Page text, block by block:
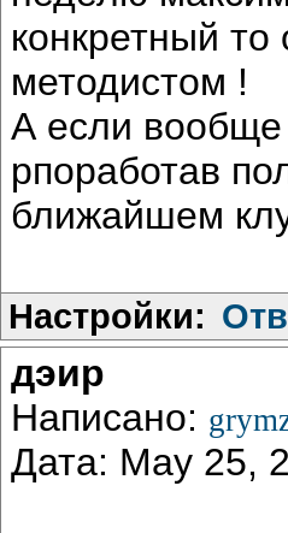
конкретный
методистом !
А если вообще
рпоработав
ближайшем
Настройки:
дэир
Написано:
Дата: May 25,